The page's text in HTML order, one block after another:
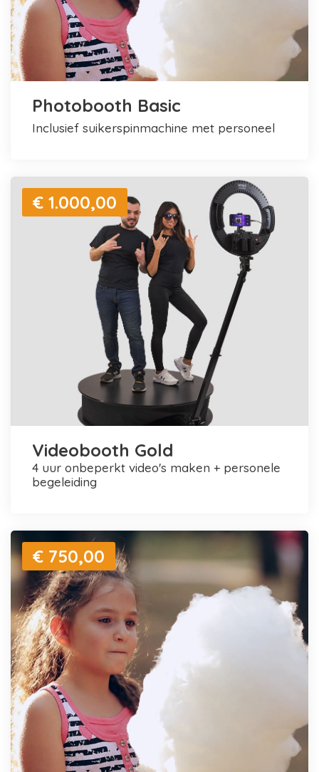
Photobooth Basic
inclusief suikerspinmachine met personeel
€ 1.000,00
Videobooth Gold
4 uur onbeperkt video's maken + personele
begeleiding
€ 750,00